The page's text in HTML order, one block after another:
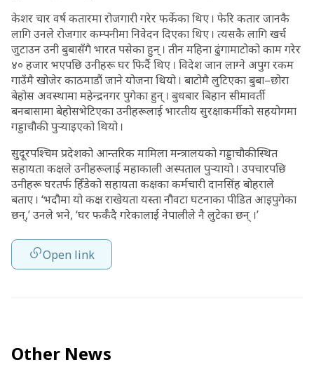
केशर चार वर्ष कतारमा रोजगारी गरेर फर्केका थिए । फेरि कतार जानकै
लागि उनले रोजगार कम्पनीमा निवेदन दिएका थिए । त्यसकै लागि खर्च
जुटाउन उनी बुबासँगै भारत पसेका हुन् । तीन महिना ढुंगामाटोको काम गरेर
४० हजार भएपछि उनीहरू घर फिर्दै थिए । विदेश जान लाग्ने अपुग रकम
गाउँमै खोजेर काठमाडौं जाने योजना थियो । बाटोमै लुटिएका बुबा–छोरा
बेहोस अवस्थामा महेन्द्रनगर पुगेका हुन् । बुधबार बिहान सीमावर्ती
बनबासामा बेहोसभेटिएका उनीहरूलाई भारतीय सुरक्षाकर्मीको सहयोगमा
गड्डाचौकी पुर्‍याइएको थियो ।
सुदूरपश्चिम प्रदेशको आन्तरिक मामिला मन्त्रालयको गड्डाचौकीस्थित
सहायता कक्षले उनीहरूलाई महाकाली अस्पताल पुर्‍यायो । उपचारपछि
उनीहरू घरतर्फ हिँडेको सहायता कक्षका कर्मचारी दानसिंह बोहराले
बताए । ‘भदौमा यो कक्ष राखेयता यस्ता नौवटा घटनाका पीडित आइपुगेका
छन्,’ उनले भने, ‘घर फर्कँदै गरेकालाई नेपालीले नै लुटेका छन् ।’
Open link
Other News